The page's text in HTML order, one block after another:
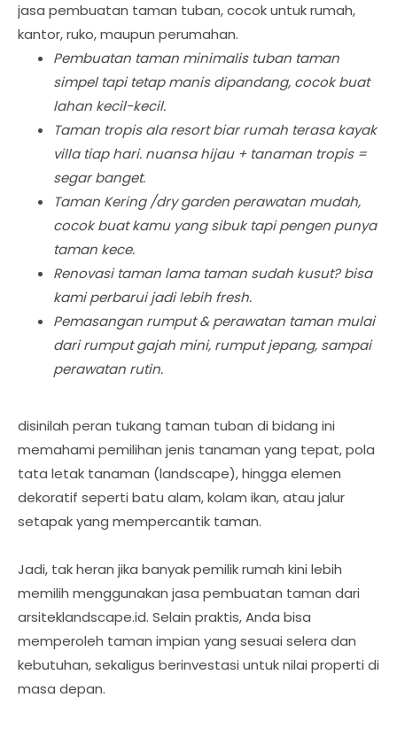
jasa pembuatan taman tuban, cocok untuk rumah,
kantor, ruko, maupun perumahan.
Pembuatan taman minimalis tuban taman
simpel tapi tetap manis dipandang, cocok buat
lahan kecil-kecil.
Taman tropis ala resort biar rumah terasa kayak
villa tiap hari. nuansa hijau + tanaman tropis =
segar banget.
Taman Kering /dry garden perawatan mudah,
cocok buat kamu yang sibuk tapi pengen punya
taman kece.
Renovasi taman lama taman sudah kusut? bisa
kami perbarui jadi lebih fresh.
Pemasangan rumput & perawatan taman mulai
dari rumput gajah mini, rumput jepang, sampai
perawatan rutin.
disinilah peran tukang taman tuban di bidang ini
memahami pemilihan jenis tanaman yang tepat, pola
tata letak tanaman (landscape), hingga elemen
dekoratif seperti batu alam, kolam ikan, atau jalur
setapak yang mempercantik taman.
Jadi, tak heran jika banyak pemilik rumah kini lebih
memilih menggunakan jasa pembuatan taman dari
arsiteklandscape.id. Selain praktis, Anda bisa
memperoleh taman impian yang sesuai selera dan
kebutuhan, sekaligus berinvestasi untuk nilai properti di
masa depan.